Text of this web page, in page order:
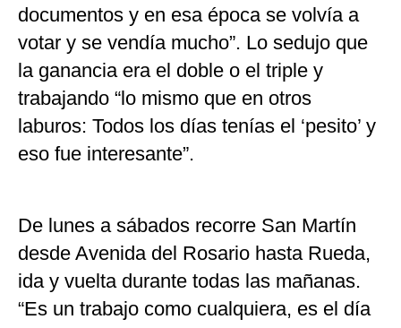
documentos y en esa época se volvía a
votar y se vendía mucho”. Lo sedujo que
la ganancia era el doble o el triple y
trabajando “lo mismo que en otros
laburos: Todos los días tenías el ‘pesito’ y
eso fue interesante”.
De lunes a sábados recorre San Martín
desde Avenida del Rosario hasta Rueda,
ida y vuelta durante todas las mañanas.
“Es un trabajo como cualquiera, es el día